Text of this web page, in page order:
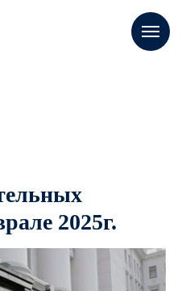
2025г.